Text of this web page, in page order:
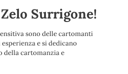
Surrigone!
sono delle cartomanti
e si dedicano
della cartomanzia e